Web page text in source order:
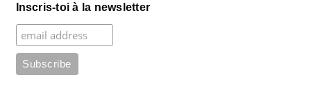
Inscris-toi à la newsletter